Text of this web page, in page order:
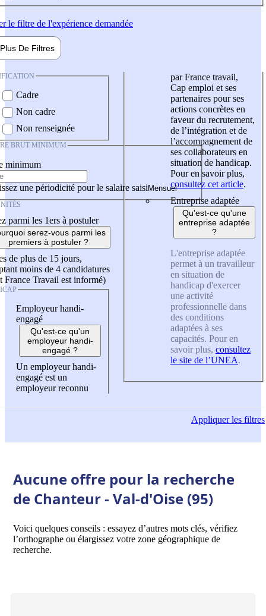
le filtre de l'expérience demandée
Plus De Filtres
Cadre
Non cadre
Non renseignée
BRUT MINIMUM
minimum
une périodicité pour le salaire saisi
parmi les 1ers à postuler
serez-vous parmi les
premiers à postuler ?
de plus de 15 jours,
moins de 4 candidatures
France Travail est informé)
Employeur handi-
engagé
Qu'est-ce qu'un
employeur handi-
engagé ?
Un employeur handi-
engagé est un
employeur reconnu
par France travail,
Cap emploi et ses
partenaires pour ses
actions concrètes en
faveur du recrutement,
de l’intégration et de
l’accompagnement de
ses collaborateurs en
situation de handicap.
Pour en savoir plus,
consultez cet article.
Entreprise adaptée
Qu'est-ce qu'une
entreprise adaptée
?
L'entreprise adaptée
permet à un travailleur
en situation de
handicap d'exercer
une activité
professionnelle dans
des conditions
adaptées à ses
capacités. Pour en
savoir plus, consultez
le site de l’UNEA.
Appliquerles filtres
Aucune offre pour la recherche
de Chanteur - Val-d'Oise (95)
Voici quelques conseils : essayez d’autres mots clés, vérifiez
l’orthographe ou élargissez votre zone géographique de
recherche.